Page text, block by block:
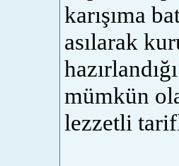
karışıma
asılarak
mümkün
lezzetli